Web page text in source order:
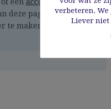
deze pagina
te maken
verbeteren.
Liever niet